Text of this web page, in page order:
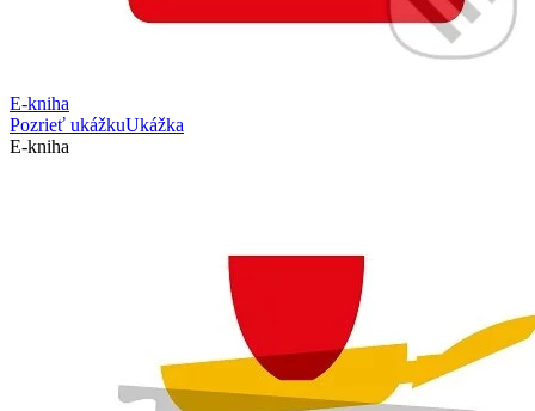
E-kniha
Pozrieť ukážkuUkážka
E-kniha